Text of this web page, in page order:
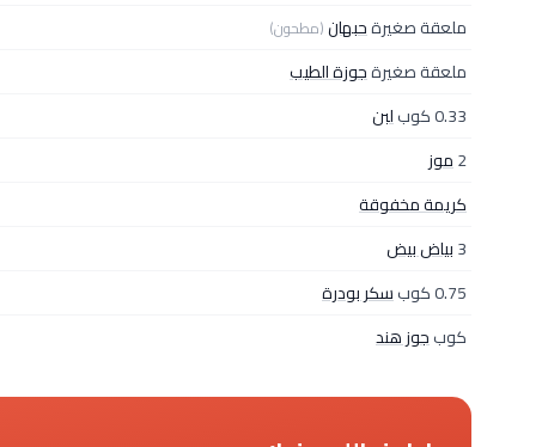
ملعقة صغيرةحبهان(مطحون)
ملعقة صغيرةجوزة الطيب
0.33 كوب
لبن
2موز
كريمة مخفوقة
3بياض بيض
0.75 كوب
سكر بودرة
كوبجوز هند